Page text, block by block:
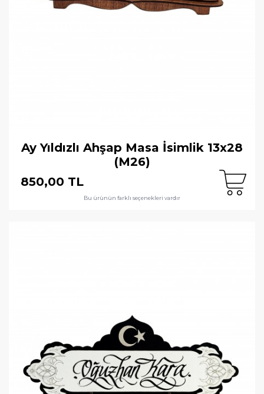
Ay Yıldızlı Ahşap Masa İsimlik 13x28
(M26)
850,00 TL
Bu ürünün farklı seçenekleri vardır